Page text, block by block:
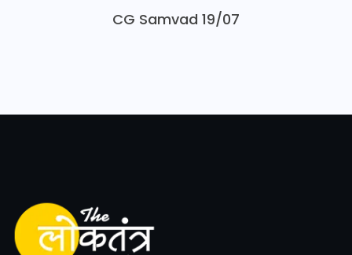
CG Samvad 19/07